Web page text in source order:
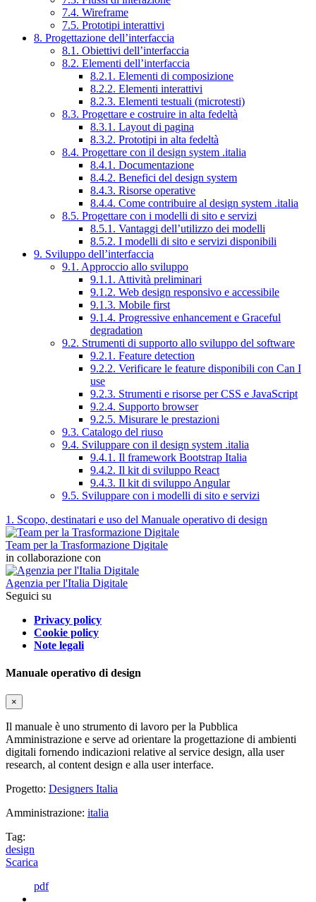
7.4. Wireframe
7.5. Prototipi interattivi
8. Progettazione dell’interfaccia
8.1. Obiettivi dell’interfaccia
8.2. Elementi dell’interfaccia
8.2.1. Elementi di composizione
8.2.2. Elementi interattivi
8.2.3. Elementi testuali (microtesti)
8.3. Progettare e costruire in alta fedeltà
8.3.1. Layout di pagina
8.3.2. Prototipi in alta fedeltà
8.4. Progettare con il design system .italia
8.4.1. Documentazione
8.4.2. Benefici del design system
8.4.3. Risorse operative
8.4.4. Come contribuire al design system .italia
8.5. Progettare con i modelli di sito e servizi
8.5.1. Vantaggi dell’utilizzo dei modelli
8.5.2. I modelli di sito e servizi disponibili
9. Sviluppo dell’interfaccia
9.1. Approccio allo sviluppo
9.1.1. Attività preliminari
9.1.2. Web design responsivo e accessibile
9.1.3. Mobile first
9.1.4. Progressive enhancement e Graceful
degradation
9.2. Strumenti di supporto allo sviluppo del software
9.2.1. Feature detection
9.2.2. Verificare le feature disponibili con Can I
use
9.2.3. Strumenti e risorse per CSS e JavaScript
9.2.4. Supporto browser
9.2.5. Misurare le prestazioni
9.3. Catalogo del riuso
9.4. Sviluppare con il design system .italia
9.4.1. Il framework Bootstrap Italia
9.4.2. Il kit di sviluppo React
9.4.3. Il kit di sviluppo Angular
9.5. Sviluppare con i modelli di sito e servizi
1. Scopo, destinatari e uso del Manuale operativo di design
Team per la Trasformazione Digitale
in collaborazione con
Agenzia per l'Italia Digitale
Seguici su
Privacy policy
Cookie policy
Note legali
Manuale operativo di design
×
Il manuale è uno strumento di lavoro per la Pubblica
Amministrazione e serve ad orientare la progettazione di ambienti
digitali fornendo indicazioni relative al service design, alla user
research, al content design e alla user interface.
Progetto: Designers Italia
Amministrazione: italia
Tag:
design
Scarica
pdf